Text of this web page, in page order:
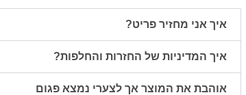
איך אני מחזיר פריט?
איך המדיניות של החזרות והחלפות?
אוהבת את המוצר אך לצערי נמצא פגום